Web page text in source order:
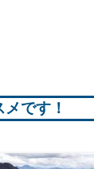
です！